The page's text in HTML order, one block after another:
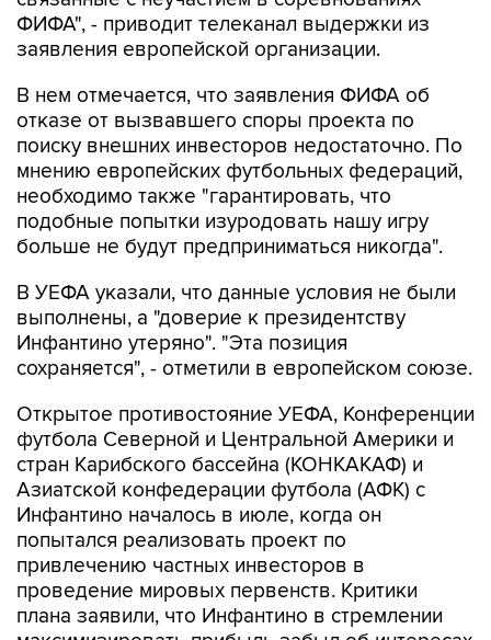
ФИФА", - приводит телеканал выдержки из
заявления европейской организации.
В нем отмечается, что заявления ФИФА об
отказе от вызвавшего споры проекта по
поиску внешних инвесторов недостаточно. По
мнению европейских футбольных федераций,
необходимо также "гарантировать, что
подобные попытки изуродовать нашу игру
больше не будут предприниматься никогда".
В УЕФА указали, что данные условия не были
выполнены, а "доверие к президентству
Инфантино утеряно". "Эта позиция
сохраняется", - отметили в европейском союзе.
Открытое противостояние УЕФА, Конференции
футбола Северной и Центральной Америки и
стран Карибского бассейна (КОНКАКАФ) и
Азиатской конфедерации футбола (АФК) с
Инфантино началось в июле, когда он
попытался реализовать проект по
привлечению частных инвесторов в
проведение мировых первенств. Критики
плана заявили, что Инфантино в стремлении